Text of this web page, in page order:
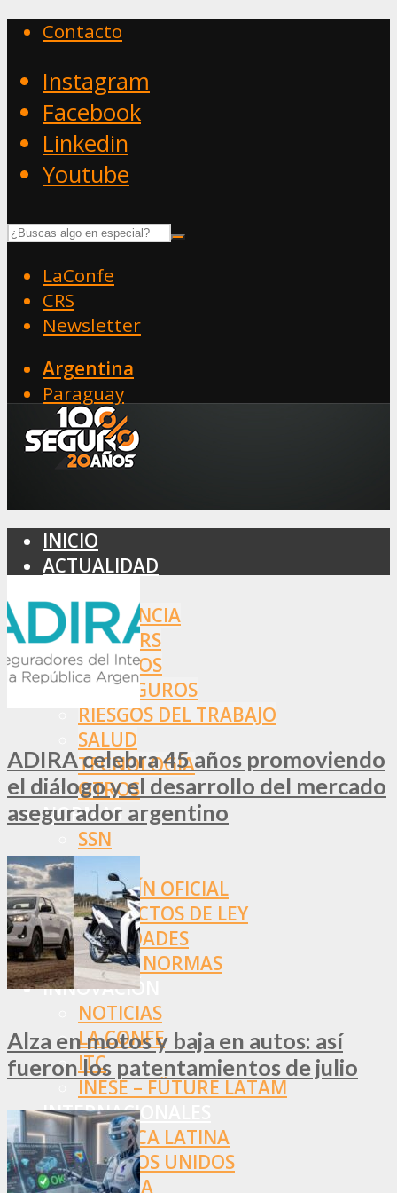
Contacto
Instagram
Facebook
Linkedin
Youtube
LaConfe
CRS
Newsletter
Argentina
Paraguay
INICIO
ACTUALIDAD
ASISTENCIA
BROKERS
SEGUROS
REASEGUROS
RIESGOS DEL TRABAJO
SALUD
TECNOLOGÍA
OTROS
NORMAS
SSN
SRT
BOLETÍN OFICIAL
PROYECTOS DE LEY
SOCIEDADES
OTRAS NORMAS
INNOVACIÓN
NOTICIAS
LA CONFE
ITC
INESE – FÜTURE LATAM
INTERNACIONALES
AMÉRICA LATINA
ESTADOS UNIDOS
EUROPA
ADIRA celebra 45 años promoviendo
el diálogo y el desarrollo del mercado
asegurador argentino
Alza en motos y baja en autos: así
fueron los patentamientos de julio